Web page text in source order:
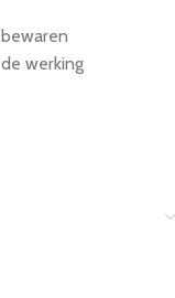
werking